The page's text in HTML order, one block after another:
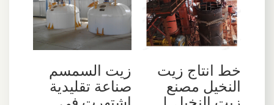
خط انتاج زيت
النخيل مصنع
زيت السمسم
صناعة تقليدية